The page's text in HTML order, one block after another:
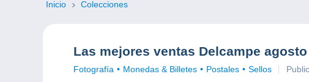
Inicio Colecciones
Las mejores ventas Delcampe agosto
Fotografía Monedas & Billetes Postales Sellos